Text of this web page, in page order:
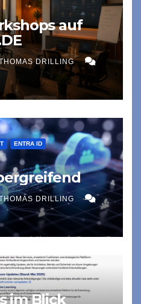
auf
DRILLING
ENTRA ID
DRILLING
im Blick